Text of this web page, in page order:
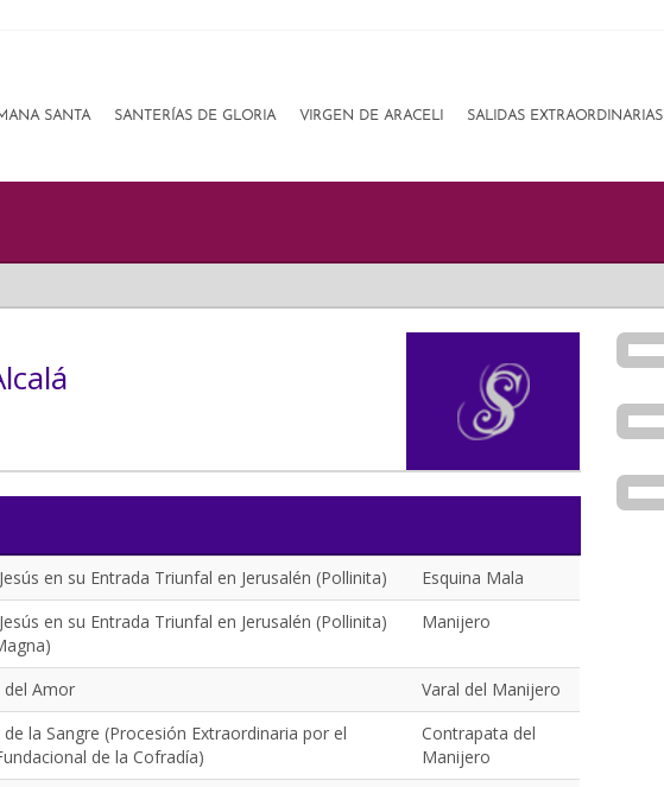
SANTA SANTERÍAS DE GLORIA VIRGEN DE ARACELI SALIDAS EXTRAORDINARIAS
en su Entrada Triunfal en Jerusalén (Pollinita)
Esquina Mala
en su Entrada Triunfal en Jerusalén (Pollinita)
Manijero
del Amor
Varal del Manijero
la Sangre (Procesión Extraordinaria por el
de la Cofradía)
Contrapata del
Manijero